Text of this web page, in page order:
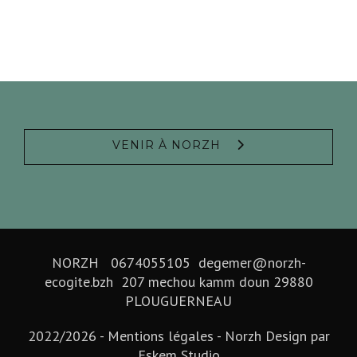
VENIR À NORZH
NORZH 0674055105 degemer@norzh-
ecogite.bzh 207 mechou kamm doun 29880
PLOUGUERNEAU
2022/2026 - Mentions légales - Norzh Design par